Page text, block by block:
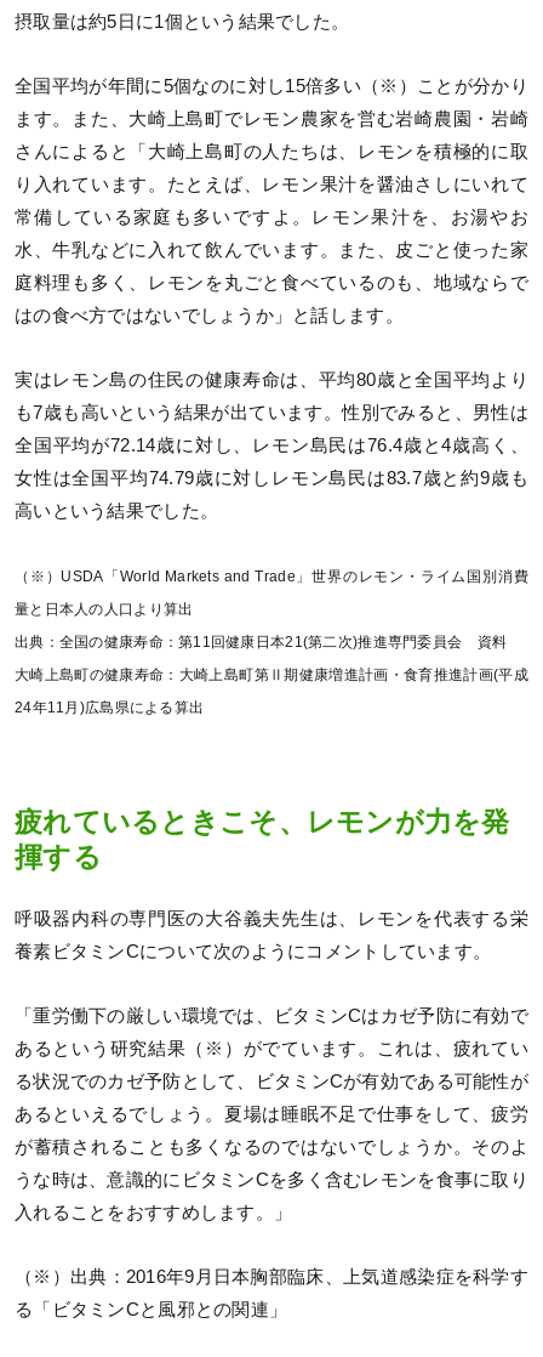
摂取量は約5日に1個という結果でした。
全国平均が年間に5個なのに対し15倍多い（※）ことが分かり
ます。また、大崎上島町でレモン農家を営む岩崎農園・岩崎
さんによると「大崎上島町の人たちは、レモンを積極的に取
り入れています。たとえば、レモン果汁を醤油さしにいれて
常備している家庭も多いですよ。レモン果汁を、お湯やお
水、牛乳などに入れて飲んでいます。また、皮ごと使った家
庭料理も多く、レモンを丸ごと食べているのも、地域ならで
はの食べ方ではないでしょうか」と話します。
実はレモン島の住民の健康寿命は、平均80歳と全国平均より
も7歳も高いという結果が出ています。性別でみると、男性は
全国平均が72.14歳に対し、レモン島民は76.4歳と4歳高く、
女性は全国平均74.79歳に対しレモン島民は83.7歳と約9歳も
高いという結果でした。
（※）USDA「World Markets and Trade」世界のレモン・ライム国別消費
量と日本人の人口より算出
出典：全国の健康寿命：第11回健康日本21(第二次)推進専門委員会 資料
大崎上島町の健康寿命：大崎上島町第Ⅱ期健康増進計画・食育推進計画(平成
24年11月)広島県による算出
疲れているときこそ、レモンが力を発
揮する
呼吸器内科の専門医の大谷義夫先生は、レモンを代表する栄
養素ビタミンCについて次のようにコメントしています。
「重労働下の厳しい環境では、ビタミンCはカゼ予防に有効で
あるという研究結果（※）がでています。これは、疲れてい
る状況でのカゼ予防として、ビタミンCが有効である可能性が
あるといえるでしょう。夏場は睡眠不足で仕事をして、疲労
が蓄積されることも多くなるのではないでしょうか。そのよ
うな時は、意識的にビタミンCを多く含むレモンを食事に取り
入れることをおすすめします。」
（※）出典：2016年9月日本胸部臨床、上気道感染症を科学す
る「ビタミンCと風邪との関連」